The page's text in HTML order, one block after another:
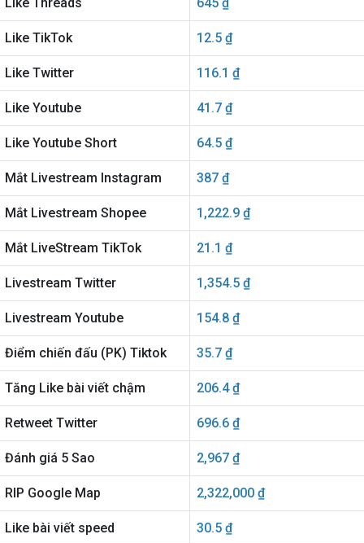
Like TikTok 12.5 ₫
Like Twitter 116.1 ₫
Like Youtube 41.7 ₫
Like Youtube Short 64.5 ₫
Mắt Livestream Instagram 387 ₫
Mắt Livestream Shopee 1,222.9 ₫
Mắt LiveStream TikTok 21.1 ₫
Livestream Twitter 1,354.5 ₫
Livestream Youtube 154.8 ₫
Điểm chiến đấu (PK) Tiktok 35.7 ₫
Tăng Like bài viết chậm 206.4 ₫
Retweet Twitter 696.6 ₫
Đánh giá 5 Sao 2,967 ₫
RIP Google Map 2,322,000 ₫
Like bài viết speed 30.5 ₫